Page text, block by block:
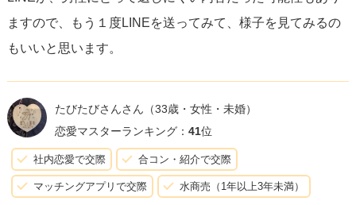
ますので、もう１度LINEを送ってみて、様子を見てみるの
もいいと思います。
たびたびさんさん （33歳・女性・未婚）
恋愛マスターランキング： 41位
社内恋愛で交際 合コン・紹介で交際
マッチングアプリで交際 水商売（1年以上3年未満）